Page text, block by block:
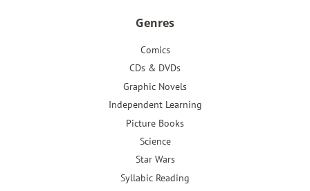
Genres
Comics
CDs & DVDs
Graphic Novels
Independent Learning
Picture Books
Science
Star Wars
Syllabic Reading